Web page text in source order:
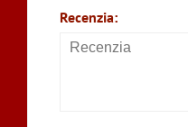
Recenzia: